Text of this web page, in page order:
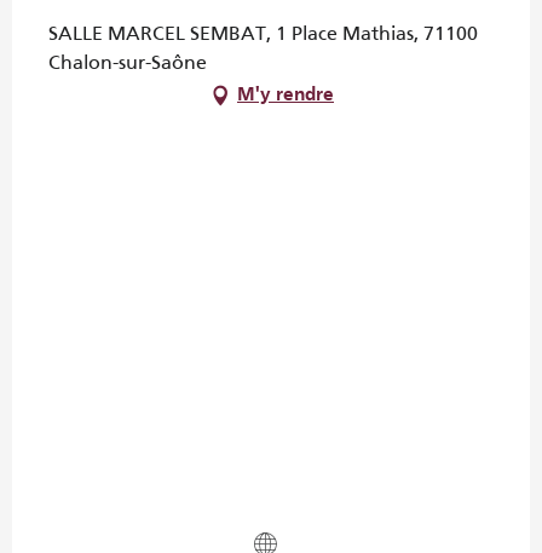
SALLE MARCEL SEMBAT, 1 Place Mathias, 71100
Chalon-sur-Saône
M'y rendre